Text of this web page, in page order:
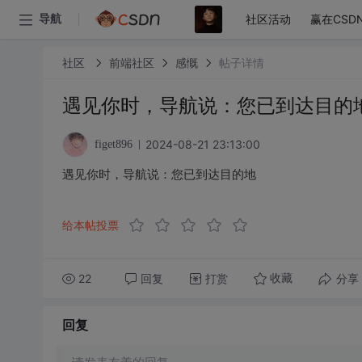
导航 社区活动 赢在
社区 前端社区 感慨 帖子详情
遇见你时，导航说：您已到达目的
figet896 2024-08-21 23:13:00
遇见你时，导航说：您已到达目的地
给本帖投票
22 回复 打赏 收藏 分享
回复